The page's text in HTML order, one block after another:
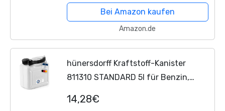
Zulassung, made in Germany, TÜV-
geprüfter Produktion, schwarz
Bei Amazon kaufen
Amazon.de
hünersdorff Kraftstoff-Kanister
811310 STANDARD 5l für Benzin,
Zulassung, made in Germany, TÜV-
14,28€